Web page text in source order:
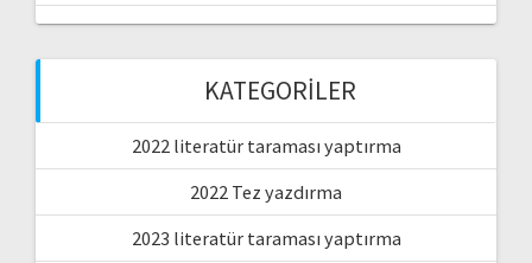
KATEGORILER
2022 literatür taraması yaptırma
2022 Tez yazdırma
2023 literatür taraması yaptırma